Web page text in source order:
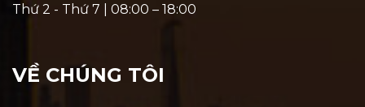
Thứ 2 - Thứ 7 | 08:00 – 18:00
VỀ CHÚNG TÔI